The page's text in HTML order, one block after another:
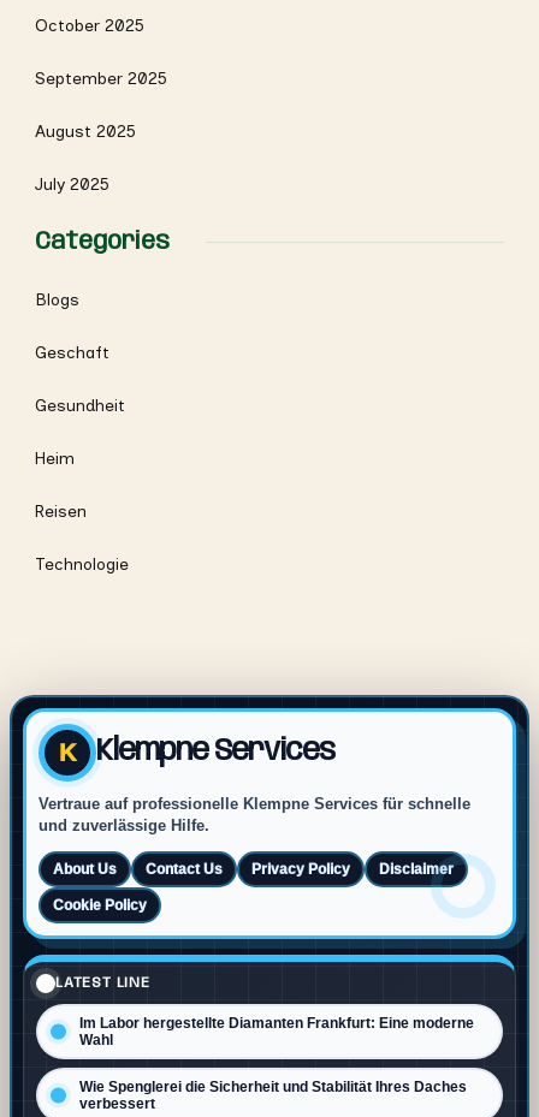
October 2025
September 2025
August 2025
July 2025
Categories
Blogs
Geschaft
Gesundheit
Heim
Reisen
Technologie
K Klempne Services
Vertraue auf professionelle Klempne Services für schnelle
und zuverlässige Hilfe.
About Us Contact Us Privacy Policy Disclaimer
Cookie Policy
LATEST LINE
Im Labor hergestellte Diamanten Frankfurt: Eine moderne
Wahl
Wie Spenglerei die Sicherheit und Stabilität Ihres Daches
verbessert